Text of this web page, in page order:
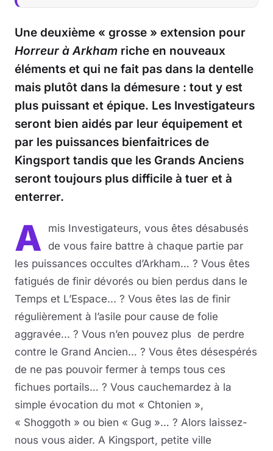
Une deuxième « grosse » extension pour
Horreur à Arkham riche en nouveaux
éléments et qui ne fait pas dans la dentelle
mais plutôt dans la démesure : tout y est
plus puissant et épique. Les Investigateurs
seront bien aidés par leur équipement et
par les puissances bienfaitrices de
Kingsport tandis que les Grands Anciens
seront toujours plus difficile à tuer et à
enterrer.
A mis Investigateurs, vous êtes désabusés
de vous faire battre à chaque partie par
les puissances occultes d’Arkham… ? Vous êtes
fatigués de finir dévorés ou bien perdus dans le
Temps et L’Espace... ? Vous êtes las de finir
régulièrement à l’asile pour cause de folie
aggravée... ? Vous n’en pouvez plus de perdre
contre le Grand Ancien… ? Vous êtes désespérés
de ne pas pouvoir fermer à temps tous ces
fichues portails… ? Vous cauchemardez à la
simple évocation du mot « Chtonien »,
« Shoggoth » ou bien « Gug »… ? Alors laissez-
nous vous aider. A Kingsport, petite ville